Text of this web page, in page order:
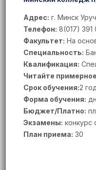
Адрес: г. Минск
Телефон: 8(017)
Факультет: На
Специальность:
Квалификация:
Читайте
Срок обучения:2
Форма обучения:
Бюджет/Платно:
Экзамены: конкурс
План приема: 30